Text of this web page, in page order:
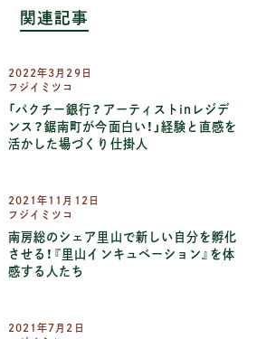
関連記事
2022年3月29日
フジイミツコ
「パクチー銀行？アーティストinレジデ
ンス？鋸南町が今面白い！」経験と直感を
活かした場づくり仕掛人
2021年11月12日
フジイミツコ
南房総のシェア里山で新しい自分を孵化
させる！『里山インキュベーション』を体
感する人たち
2021年7月2日